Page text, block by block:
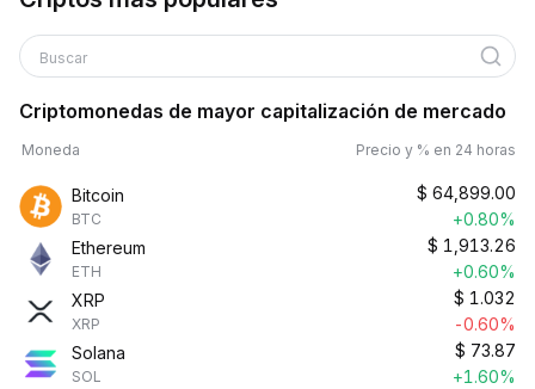
Buscar
Criptomonedas de mayor capitalización de mercado
Moneda Precio y % en 24 horas
Bitcoin
BTC
$ 64,899.00
+0.80%
Ethereum
ETH
$ 1,913.26
+0.60%
XRP
XRP
$ 1.032
-0.60%
Solana
SOL
$ 73.87
+1.60%